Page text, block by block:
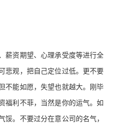
资期望、心理承受度等进行全
悲观，把自己定位过低。更不要
不能如愿，失望也就越大。刚毕
福利不菲，当然是你的运气。如
。不要过分在意公司的名气，